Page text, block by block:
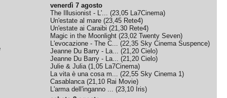
venerdì 7 agosto
The Illusionist - L'... (23,05 La7Cinema)
Un'estate al mare (23,45 Rete4)
Un'estate ai Caraibi (21,30 Rete4)
Magic in the Moonlight (23,02 Twenty Seven)
L'evocazione - The C... (22,35 Sky Cinema Suspence)
Jeanne Du Barry - La... (21,20 Cielo)
Jeanne Du Barry - La... (21,20 Cielo)
Julie & Julia(1,05 La7Cinema)
La vita è una cosa m... (22,55 Sky Cinema 1)
Casablanca(21,10 Rai Movie)
L'arma dell'inganno ... (23,10 Iris)